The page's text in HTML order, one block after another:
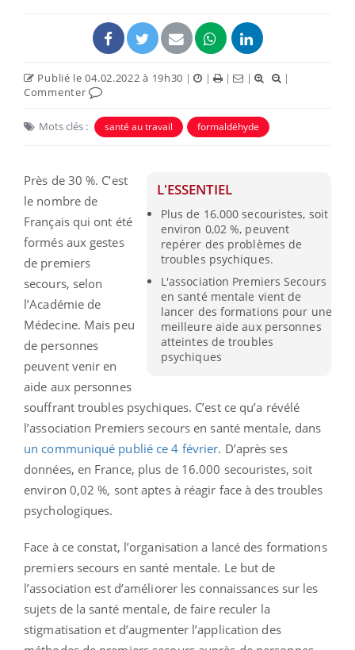
Publié le 04.02.2022 à 19h30 | | | |
|
Commenter
Mots clés : santé au travail formaldéhyde
L'ESSENTIEL
Plus de 16.000 secouristes, soit
environ 0,02 %, peuvent
repérer des problèmes de
troubles psychiques.
L'association Premiers Secours
en santé mentale vient de
lancer des formations pour une
meilleure aide aux personnes
atteintes de troubles
psychiques
Près de 30 %. C’est
le nombre de
Français qui ont été
formés aux gestes
de premiers
secours, selon
l’Académie de
Médecine. Mais peu
de personnes
peuvent venir en
aide aux personnes
souffrant troubles psychiques. C’est ce qu’a révélé
l’association Premiers secours en santé mentale, dans
un communiqué publié ce 4 février. D’après ses
données, en France, plus de 16.000 secouristes, soit
environ 0,02 %, sont aptes à réagir face à des troubles
psychologiques.
Face à ce constat, l’organisation a lancé des formations
premiers secours en santé mentale. Le but de
l’association est d’améliorer les connaissances sur les
sujets de la santé mentale, de faire reculer la
stigmatisation et d’augmenter l’application des